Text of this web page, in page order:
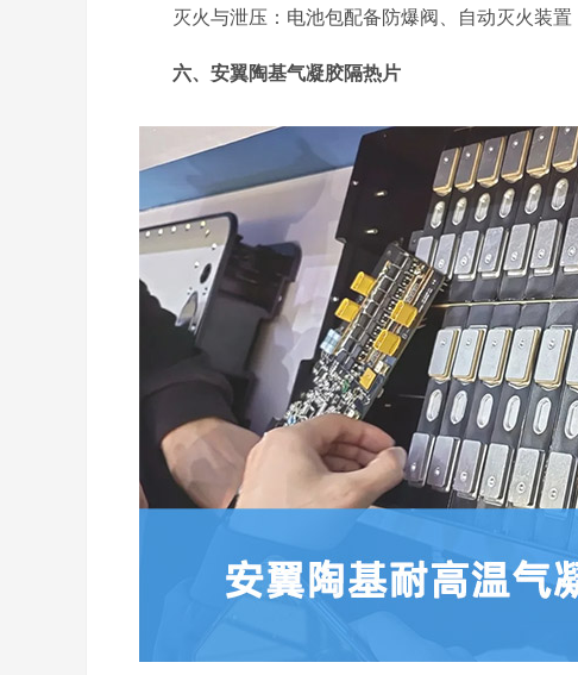
灭火与泄压：电池包配备防爆阀、自动灭火装
六、安翼陶基气凝胶隔热片